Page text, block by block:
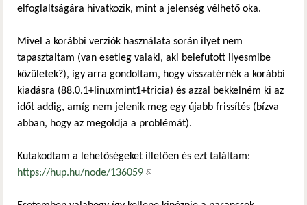
elfoglaltságára hivatkozik, mint a jelenség vélhető oka.
Mivel a korábbi verziók használata során ilyet nem
tapasztaltam (van esetleg valaki, aki belefutott ilyesmibe
közületek?), így arra gondoltam, hogy visszatérnék a korábbi
kiadásra (88.0.1+linuxmint1+tricia) és azzal bekkelném ki az
időt addig, amíg nem jelenik meg egy újabb frissítés (bízva
abban, hogy az megoldja a problémát).
Kutakodtam a lehetőségeket illetően és ezt találtam:
https://hup.hu/node/136059(külső hivatkozás)